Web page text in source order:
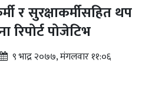
र सुरक्षाकर्मीसहित थप
रिपोर्ट पोजेटिभ
९ भाद्र २०७७, मंगलवार ११:०६